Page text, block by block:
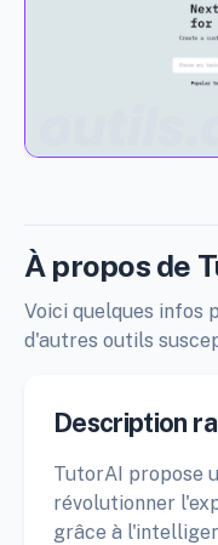
À propos de
Voici quelques infos
d'autres outils
Description
TutorAI propose
révolutionner
grâce à